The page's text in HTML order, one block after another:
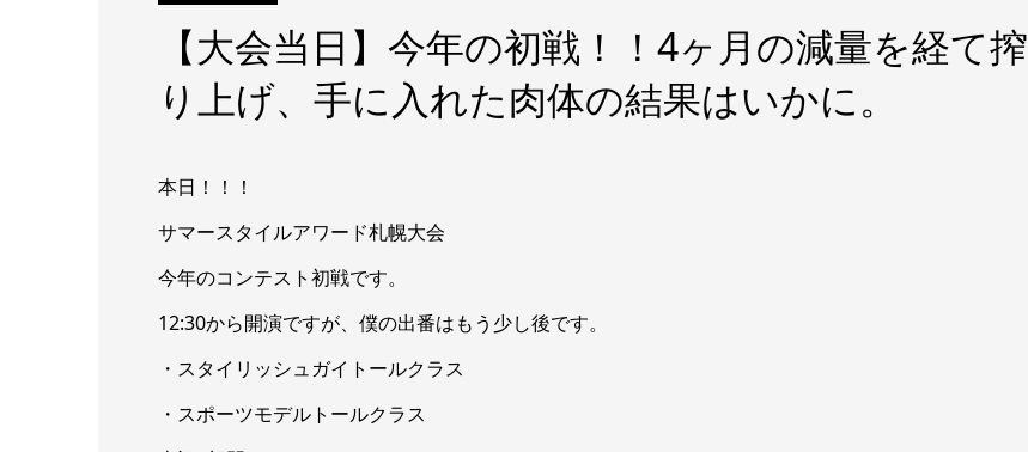
【大会当日】今年の初戦！！4ヶ月の減量を経て搾
り上げ、手に入れた肉体の結果はいかに。
本日！！！
サマースタイルアワード札幌大会
今年のコンテスト初戦です。
12:30から開演ですが、僕の出番はもう少し後です。
・スタイリッシュガイトールクラス
・スポーツモデルトールクラス